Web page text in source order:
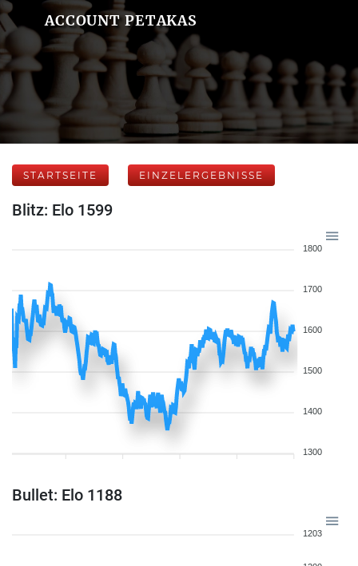
ACCOUNT PETAKAS
STARTSEITE EINZELERGEBNISSE
Blitz: Elo 1599
1800
1700
1600
1500
1400
1300
Bullet: Elo 1188
1203